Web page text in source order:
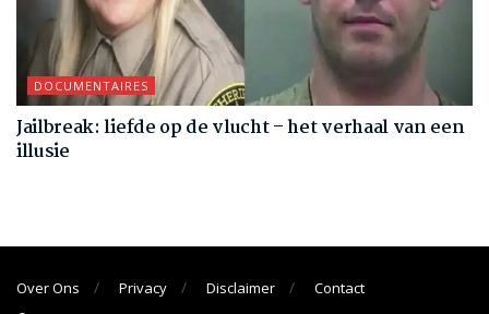
DOCUMENTAIRES
Jailbreak: liefde op de vlucht – het verhaal van een
illusie
Over Ons Privacy Disclaimer Contact